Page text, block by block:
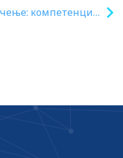
компетенције